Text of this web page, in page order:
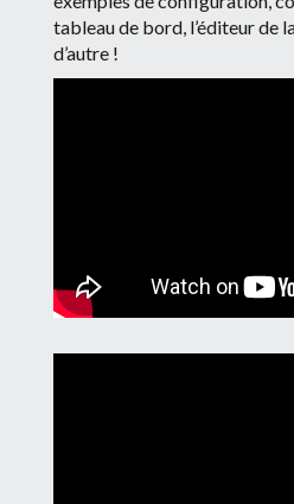
tableau de bord, l’éditeur de
d’autre !